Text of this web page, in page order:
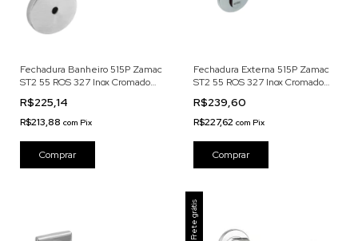
Fechadura Banheiro 515P Zamac
ST2 55 ROS 327 Inox Cromado
R$225,14
R$213,88 com Pix
Fechadura Externa 515P Zamac
ST2 55 ROS 327 Inox Cromado
R$239,60
R$227,62 com Pix
Frete grátis